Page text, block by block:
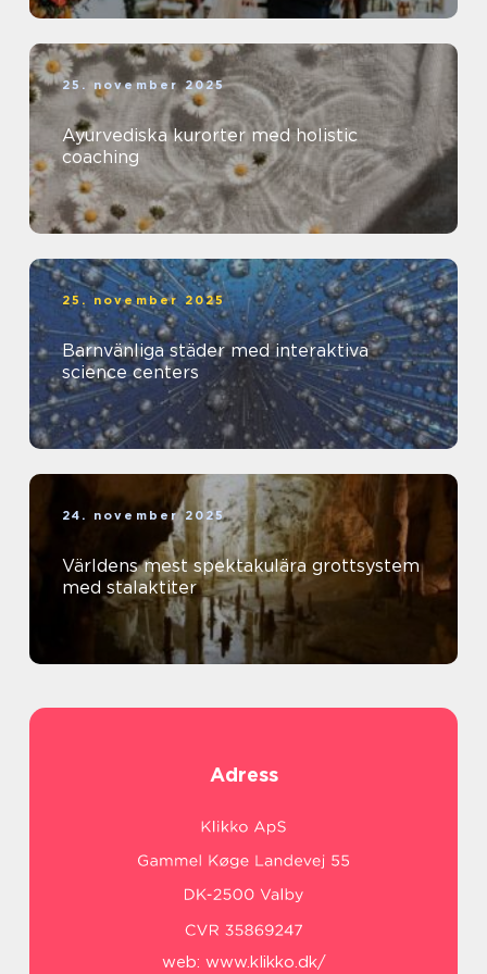
25. november 2025
Ayurvediska kurorter med holistic
coaching
25. november 2025
Barnvänliga städer med interaktiva
science centers
24. november 2025
Världens mest spektakulära grottsystem
med stalaktiter
Adress
web: www.klikko.dk/